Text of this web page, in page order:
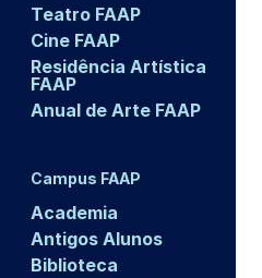
Teatro FAAP
Cine FAAP
Residência Artística
FAAP
Anual de Arte FAAP
Campus FAAP
Academia
Antigos Alunos
Biblioteca